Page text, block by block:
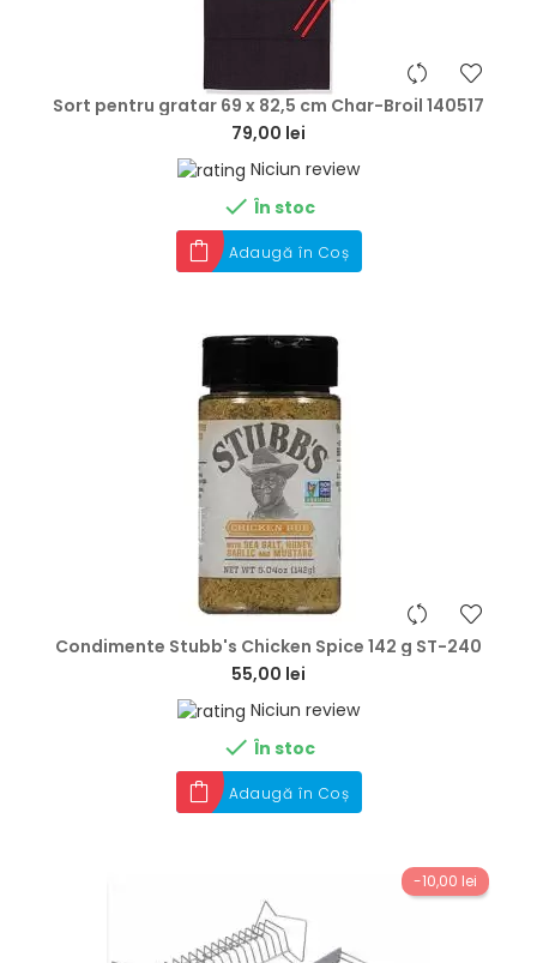
Sort pentru gratar 69 x 82,5 cm Char-Broil 140517
79,00 lei
Niciun review
 În stoc
Adaugă în Coș
Condimente Stubb's Chicken Spice 142 g ST-240
55,00 lei
Niciun review
 În stoc
Adaugă în Coș
-10,00 lei